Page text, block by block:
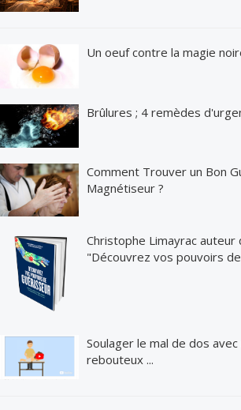
Un oeuf contre la magie
Brûlures ; 4 remèdes
Comment Trouver un Bon
Magnétiseur ?
Christophe Limayrac auteur
"Découvrez vos pouvoirs
Soulager le mal de dos
rebouteux ...